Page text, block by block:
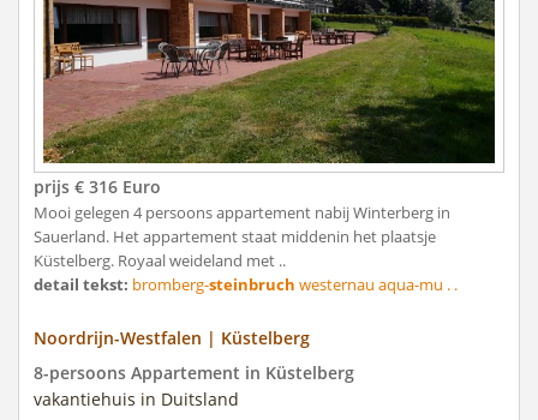
prijs € 316 Euro
Mooi gelegen 4 persoons appartement nabij Winterberg in
Sauerland. Het appartement staat middenin het plaatsje
Küstelberg. Royaal weideland met ..
detail tekst: bromberg-steinbruch westernau aqua-mu . .
Noordrijn-Westfalen | Küstelberg
8-persoons Appartement in Küstelberg
vakantiehuis in Duitsland